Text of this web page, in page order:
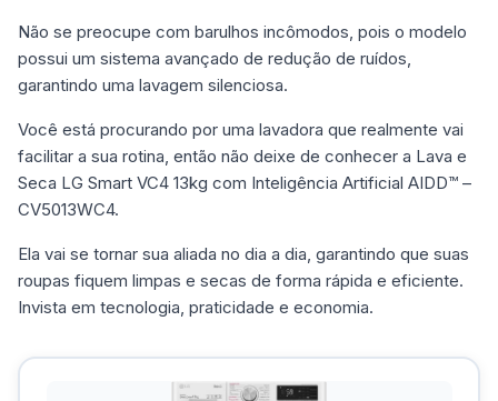
Não se preocupe com barulhos incômodos, pois o modelo
possui um sistema avançado de redução de ruídos,
garantindo uma lavagem silenciosa.
Você está procurando por uma lavadora que realmente vai
facilitar a sua rotina, então não deixe de conhecer a Lava e
Seca LG Smart VC4 13kg com Inteligência Artificial AIDD™ –
CV5013WC4.
Ela vai se tornar sua aliada no dia a dia, garantindo que suas
roupas fiquem limpas e secas de forma rápida e eficiente.
Invista em tecnologia, praticidade e economia.